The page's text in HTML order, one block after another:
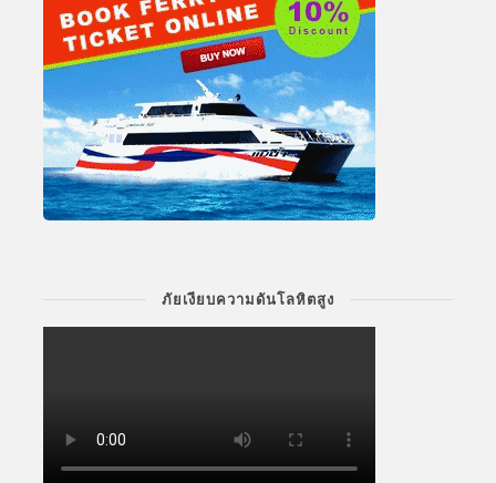
ภัยเงียบความดันโลหิตสูง